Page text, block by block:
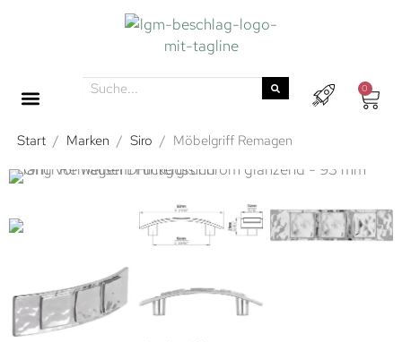
0
Start / Marken / Siro / Möbelgriff Remagen